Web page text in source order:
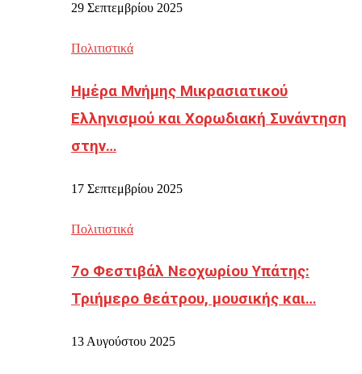
29 Σεπτεμβρίου 2025
Πολιτιστικά
Ημέρα Μνήμης Μικρασιατικού
Ελληνισμού και Χορωδιακή Συνάντηση
στην…
17 Σεπτεμβρίου 2025
Πολιτιστικά
7ο Φεστιβάλ Νεοχωρίου Υπάτης:
Τριήμερο θεάτρου, μουσικής και…
13 Αυγούστου 2025